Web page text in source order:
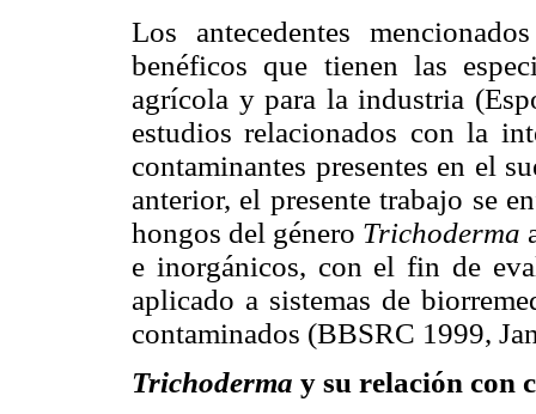
Los antecedentes
benéficos que tienen las
agrícola y para la industria
estudios relacionados con la
contaminantes presentes en el
anterior, el presente trabajo se
hongos del género Trichoderma
e inorgánicos, con el fin de
aplicado a sistemas de
contaminados (BBSRC 1999,
Trichoderma y su relación con